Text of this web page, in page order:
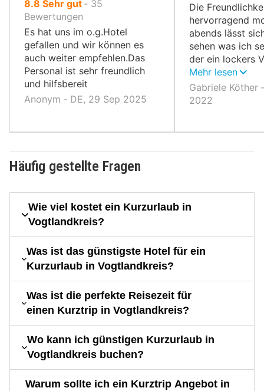
8.8 von
10,
Sehr gut ‐ 35
Bewertungen
Es hat uns im o.g.Hotel
gefallen und wir können es
auch weiter empfehlen.Das
Personal ist sehr freundlich
und hilfsbereit
Anonym ‐ DE, 29 Sep 2025
10,
Die
hervorragend
abends lässt
sehen was ich
der ein lockers
den Gästen hat
Mehr lesen
Gabriele Köther
2022
Häufig gestellte Fragen
Wie viel kostet ein Kurzurlaub in
Vogtlandkreis?
Was ist das günstigste Hotel für ein
Kurzurlaub in Vogtlandkreis?
Was ist die perfekte Reisezeit für
einen Kurztrip in Vogtlandkreis?
Wo kann ich günstigen Kurzurlaub in
Vogtlandkreis buchen?
Warum sollte ich ein Kurztrip Angebot in